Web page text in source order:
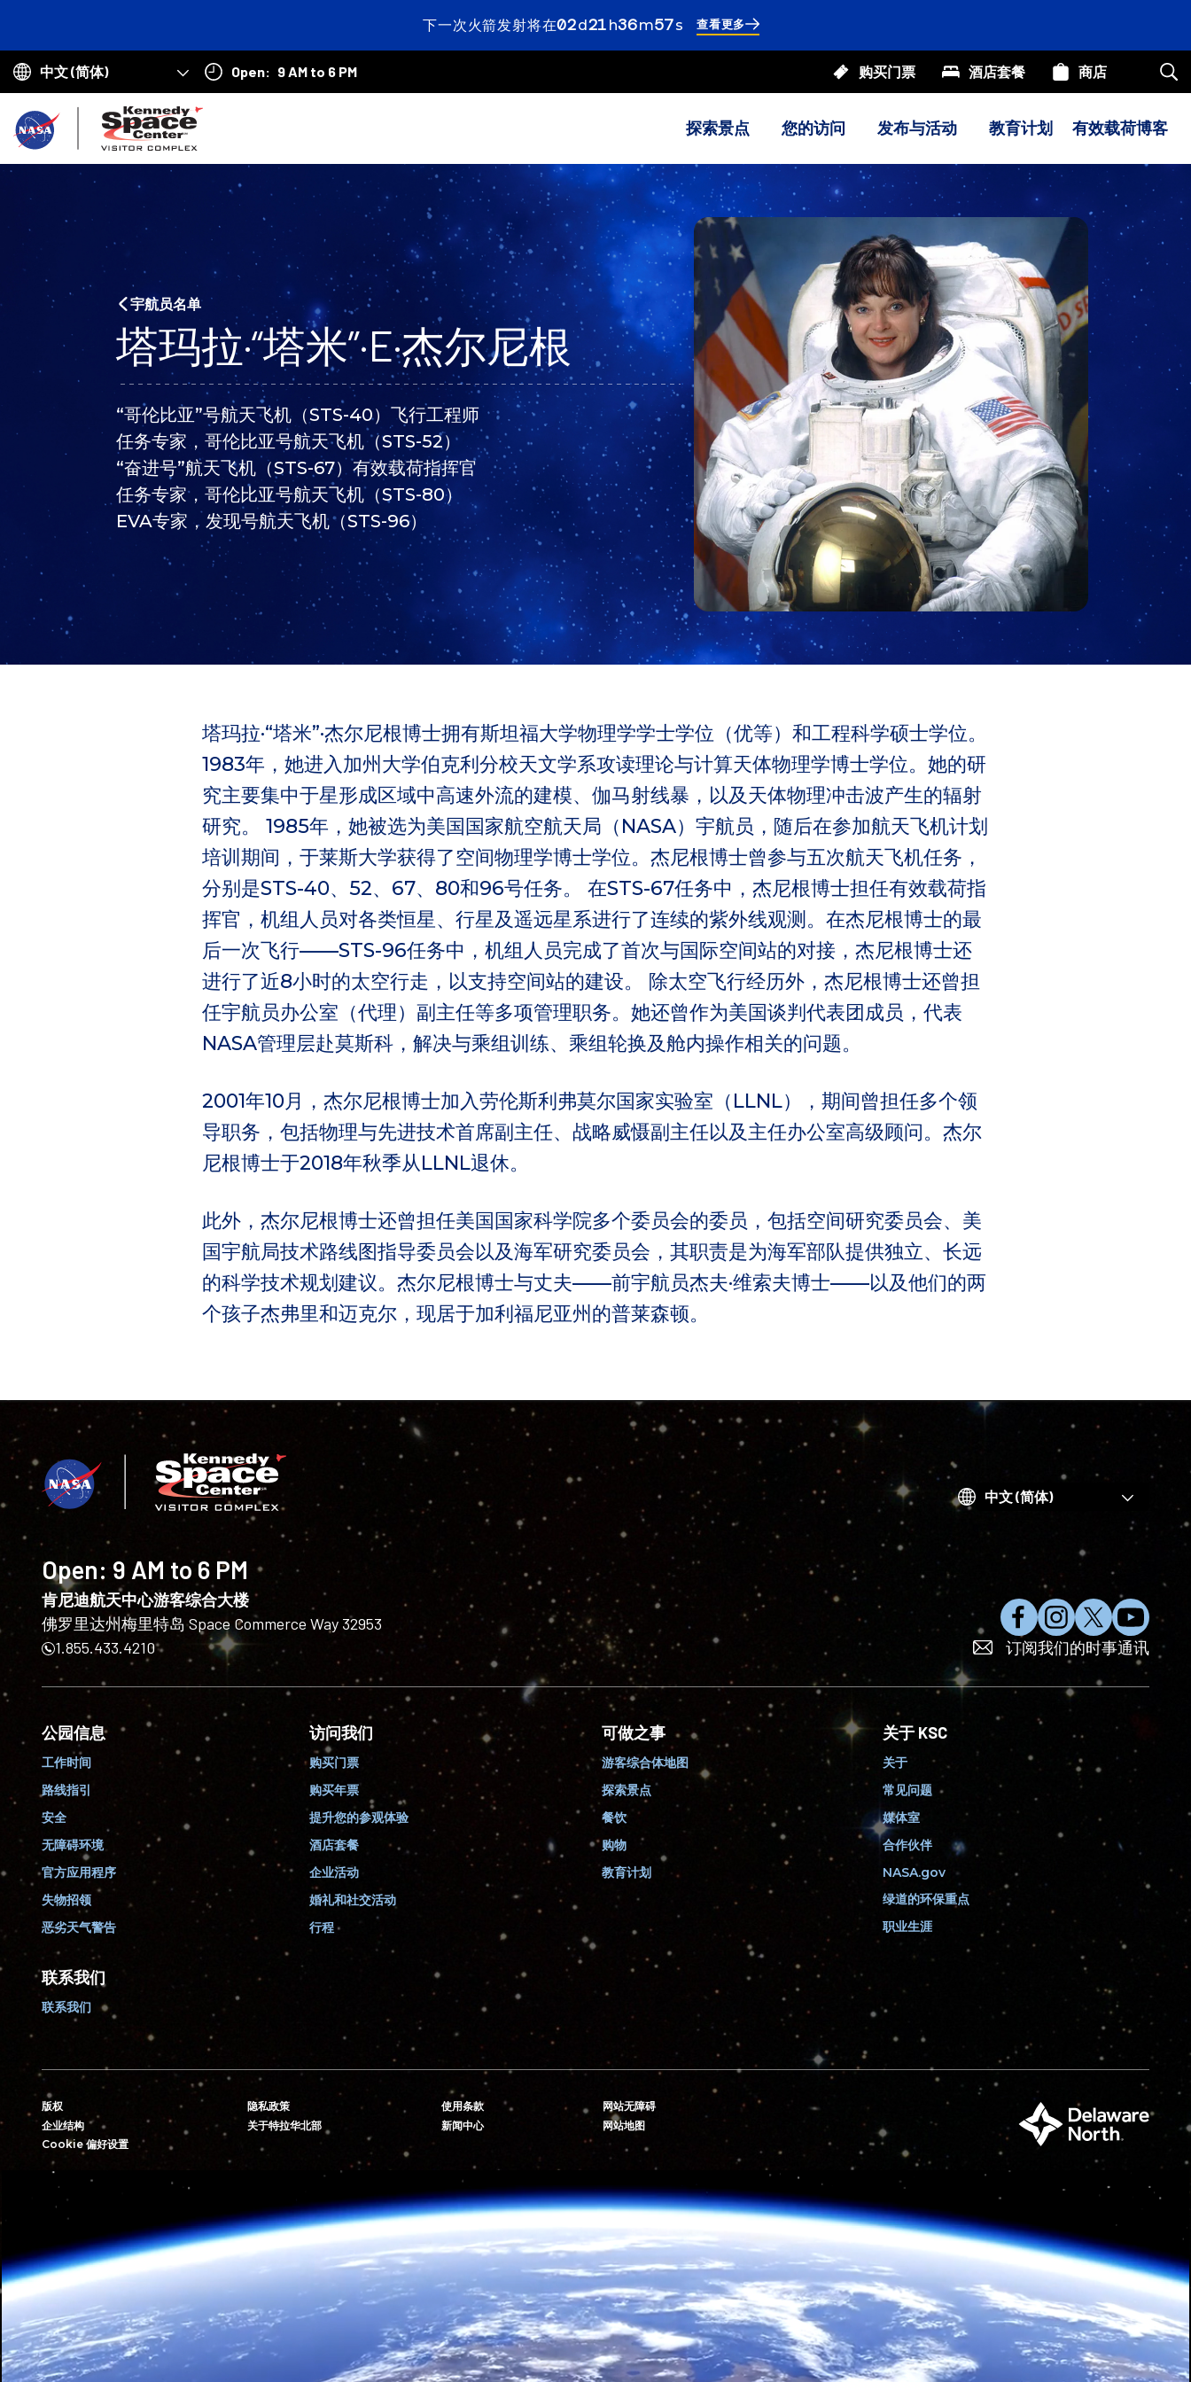
下一次火箭发射将在02days
21 hours
36minutes
55s econds
2
days21
minutes
查看更多
Choose
language
Open: 9 AM to 6 PM 购买门票 酒店套餐 商店
搜
索
们
的
站
探索景点 您的访问 发布与活动 教育计划 有效载荷博客
宇航员名单
塔玛拉·“塔米”·E·杰尔尼根
“哥伦比亚”号航天飞机（STS-40）飞行工程师
任务专家，哥伦比亚号航天飞机（STS-52）
“奋进号”航天飞机（STS-67）有效载荷指挥官
任务专家，哥伦比亚号航天飞机（STS-80）
EVA专家，发现号航天飞机（STS-96）
塔玛拉·“塔米”·杰尔尼根博士拥有斯坦福大学物理学学士学位（优等）和工程科学硕士学位。
1983年，她进入加州大学伯克利分校天文学系攻读理论与计算天体物理学博士学位。她的研
究主要集中于星形成区域中高速外流的建模、伽马射线暴，以及天体物理冲击波产生的辐射
研究。 1985年，她被选为美国国家航空航天局（NASA）宇航员，随后在参加航天飞机计划
培训期间，于莱斯大学获得了空间物理学博士学位。杰尼根博士曾参与五次航天飞机任务，
分别是STS-40、52、67、80和96号任务。 在STS-67任务中，杰尼根博士担任有效载荷指
挥官，机组人员对各类恒星、行星及遥远星系进行了连续的紫外线观测。在杰尼根博士的最
后一次飞行——STS-96任务中，机组人员完成了首次与国际空间站的对接，杰尼根博士还
进行了近8小时的太空行走，以支持空间站的建设。 除太空飞行经历外，杰尼根博士还曾担
任宇航员办公室（代理）副主任等多项管理职务。她还曾作为美国谈判代表团成员，代表
NASA管理层赴莫斯科，解决与乘组训练、乘组轮换及舱内操作相关的问题。
2001年10月，杰尔尼根博士加入劳伦斯利弗莫尔国家实验室（LLNL），期间曾担任多个领
导职务，包括物理与先进技术首席副主任、战略威慑副主任以及主任办公室高级顾问。杰尔
尼根博士于2018年秋季从LLNL退休。
此外，杰尔尼根博士还曾担任美国国家科学院多个委员会的委员，包括空间研究委员会、美
国宇航局技术路线图指导委员会以及海军研究委员会，其职责是为海军部队提供独立、长远
的科学技术规划建议。杰尔尼根博士与丈夫——前宇航员杰夫·维索夫博士——以及他们的两
个孩子杰弗里和迈克尔，现居于加利福尼亚州的普莱森顿。
Choose
Open: 9 AM to 6 PM
肯尼迪航天中心游客综合大楼
佛罗里达州梅里特岛 Space Commerce Way 32953
1.855.433.4210
在
F
c
上
在
I
s
上
在
X
关
订
阅
Y
o
u
b
订阅我们的时事通讯
公园信息
工作时间
路线指引
安全
无障碍环境
官方应用程序
失物招领
恶劣天气警告
访问我们
购买门票
购买年票
提升您的参观体验
酒店套餐
企业活动
婚礼和社交活动
行程
可做之事
游客综合体地图
探索景点
餐饮
购物
教育计划
关于 KSC
关于
常见问题
媒体室
合作伙伴
NASA.gov
绿道的环保重点
职业生涯
联系我们
联系我们
版权 隐私政策 使用条款
网站无障碍
企业结构
关于特拉华北部 新闻中心
网站地图
Cookie 偏好设置
拉
团
部
分